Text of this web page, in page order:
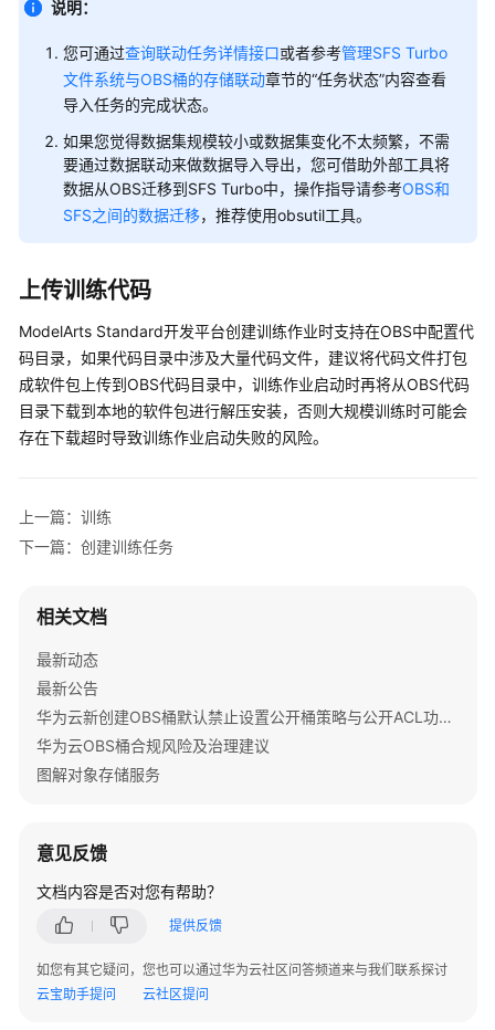
指
限
南
工
具
南
最
佳
OBS
实
汇
总
数
据
OBS
数
据
迁
移
说明：
您可通过查询联动任务详情接口或者参考管理SFS Turbo
文件系统与OBS桶的存储联动章节的“任务状态”内容查看
导入任务的完成状态。
如果您觉得数据集规模较小或数据集变化不太频繁，不需
要通过数据联动来做数据导入导出，您可借助外部工具将
数据从OBS迁移到SFS Turbo中，操作指导请参考OBS和
SFS之间的数据迁移，推荐使用obsutil工具。
上传训练代码
ModelArts Standard开发平台创建训练作业时支持在OBS中配置代
码目录，如果代码目录中涉及大量代码文件，建议将代码文件打包
成软件包上传到OBS代码目录中，训练作业启动时再将从OBS代码
目录下载到本地的软件包进行解压安装，否则大规模训练时可能会
存在下载超时导致训练作业启动失败的风险。
上一篇：训练
下一篇：创建训练任务
相关文档
最新动态
最新公告
华为云新创建OBS桶默认禁止设置公开桶策略与公开ACL功能通知
华为云OBS桶合规风险及治理建议
图解对象存储服务
意见反馈
文档内容是否对您有帮助？
提供反馈
如您有其它疑问，您也可以通过华为云社区问答频道来与我们联系探讨
云宝助手提问
云社区提问